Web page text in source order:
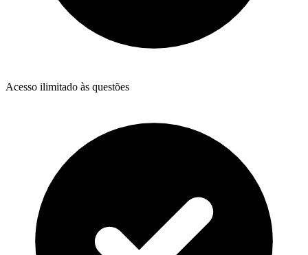
Acesso ilimitado às questões